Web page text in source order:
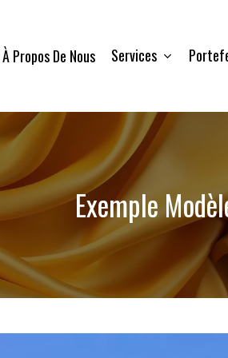
À Propos De Nous Services
Exemple